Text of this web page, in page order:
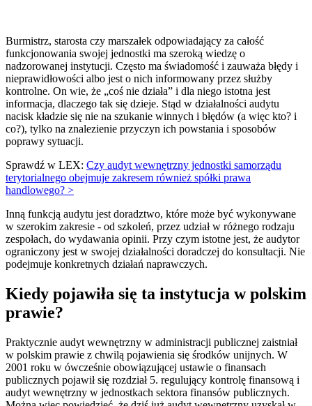
Burmistrz, starosta czy marszałek odpowiadający za całość
funkcjonowania swojej jednostki ma szeroką wiedzę o
nadzorowanej instytucji. Często ma świadomość i zauważa błędy i
nieprawidłowości albo jest o nich informowany przez służby
kontrolne. On wie, że „coś nie działa” i dla niego istotna jest
informacja, dlaczego tak się dzieje. Stąd w działalności audytu
nacisk kładzie się nie na szukanie winnych i błędów (a więc kto? i
co?), tylko na znalezienie przyczyn ich powstania i sposobów
poprawy sytuacji.
Sprawdź w LEX: Czy audyt wewnętrzny jednostki samorządu
terytorialnego obejmuje zakresem również spółki prawa
handlowego? >
Inną funkcją audytu jest doradztwo, które może być wykonywane
w szerokim zakresie - od szkoleń, przez udział w różnego rodzaju
zespołach, do wydawania opinii. Przy czym istotne jest, że audytor
ograniczony jest w swojej działalności doradczej do konsultacji. Nie
podejmuje konkretnych działań naprawczych.
Kiedy pojawiła się ta instytucja w polskim
prawie?
Praktycznie audyt wewnętrzny w administracji publicznej zaistniał
w polskim prawie z chwilą pojawienia się środków unijnych. W
2001 roku w ówcześnie obowiązującej ustawie o finansach
publicznych pojawił się rozdział 5. regulujący kontrolę finansową i
audyt wewnętrzny w jednostkach sektora finansów publicznych.